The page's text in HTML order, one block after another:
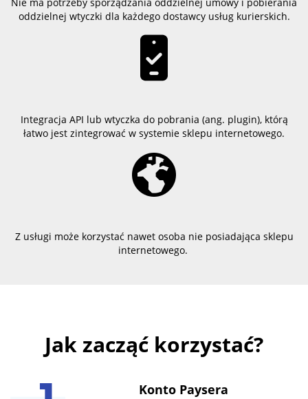
oddzielnej wtyczki dla każdego dostawcy usług kurierskich.
Integracja API lub wtyczka do pobrania (ang. plugin), którą
łatwo jest zintegrować w systemie sklepu internetowego.
Z usługi może korzystać nawet osoba nie posiadająca sklepu
internetowego.
Jak zacząć korzystać?
Konto Paysera